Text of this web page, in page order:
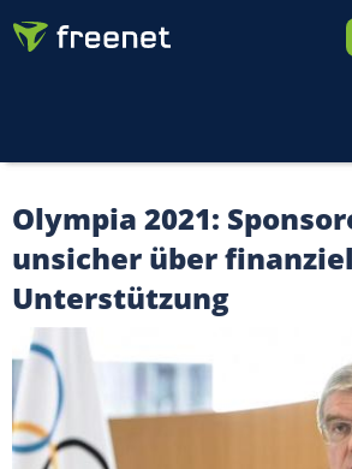
Olympia 2021:
unsicher über
Unterstützung